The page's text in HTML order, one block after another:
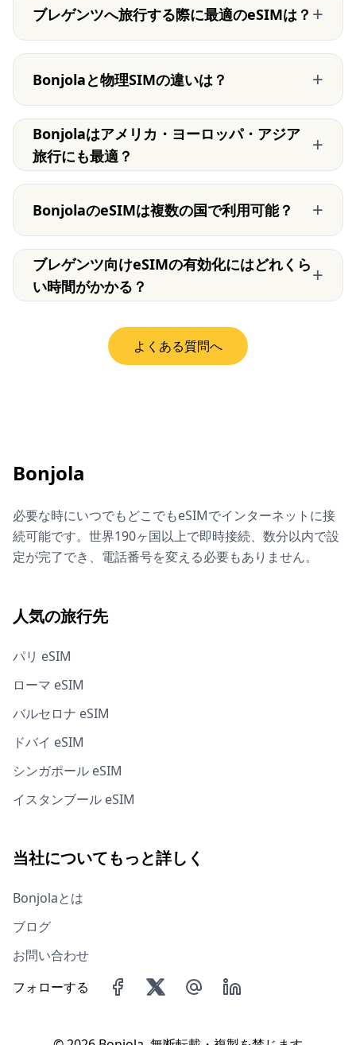
ブレゲンツへ旅行する際に最適のeSIMは？ +
Bonjolaと物理SIMの違いは？ +
Bonjolaはアメリカ・ヨーロッパ・アジア
旅行にも最適？
+
BonjolaのeSIMは複数の国で利用可能？ +
ブレゲンツ向けeSIMの有効化にはどれくら
い時間がかかる？
+
よくある質問へ
Bonjola
必要な時にいつでもどこでもeSIMでインターネットに接
続可能です。世界190ヶ国以上で即時接続、数分以内で設
定が完了でき、電話番号を変える必要もありません。
人気の旅行先
パリ eSIM
ローマ eSIM
バルセロナ eSIM
ドバイ eSIM
シンガポール eSIM
イスタンブール eSIM
当社についてもっと詳しく
Bonjolaとは
ブログ
お問い合わせ
フォローする